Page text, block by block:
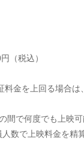
（税込）
金を上回る場合は
で何度でも上映可
数で上映料金を精